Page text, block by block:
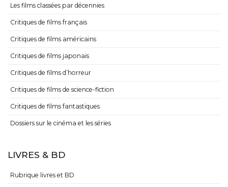
Les films classées par décennies
Critiques de films français
Critiques de films américains
Critiques de films japonais
Critiques de films d’horreur
Critiques de films de science-fiction
Critiques de films fantastiques
Dossiers sur le cinéma et les séries
LIVRES & BD
Rubrique livres et BD